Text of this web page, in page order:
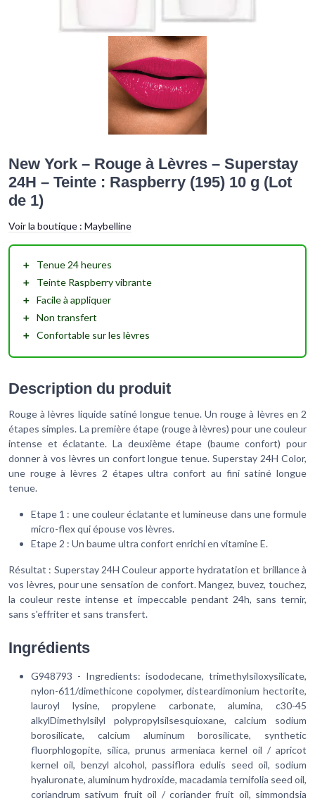
New York – Rouge à Lèvres – Superstay
24H – Teinte : Raspberry (195) 10 g (Lot
de 1)
Voir la boutique : Maybelline
＋ Tenue 24 heures
＋
Teinte Raspberryvibrante
＋ Facile à appliquer
＋ Non transfert
＋ Confortable sur les lèvres
Description du produit
Rouge à lèvres liquide satiné longue tenue. Un rouge à lèvres en 2
étapes simples. La première étape (rouge à lèvres) pour une couleur
intense et éclatante. La deuxième étape (baume confort) pour
donner à vos lèvres un confort longue tenue. Superstay 24H Color,
une rouge à lèvres 2 étapes ultra confort au fini satiné longue
tenue.
Etape 1 : une couleur éclatante et lumineuse dans une formule
micro-flex qui épouse vos lèvres.
Etape 2 : Un baume ultra confort enrichi en vitamine E.
Résultat : Superstay 24H Couleur apporte hydratation et brillance à
vos lèvres, pour une sensation de confort. Mangez, buvez, touchez,
la couleur reste intense et impeccable pendant 24h, sans ternir,
sans s'effriter et sans transfert.
Ingrédients
G948793 - Ingredients: isododecane, trimethylsiloxysilicate,
nylon-611/dimethicone copolymer, disteardimonium hectorite,
lauroyl lysine, propylene carbonate, alumina, c30-45
alkylDimethylsilyl polypropylsilsesquioxane, calcium sodium
borosilicate, calcium aluminum borosilicate, synthetic
fluorphlogopite, silica, prunus armeniaca kernel oil / apricot
kernel oil, benzyl alcohol, passiflora edulis seed oil, sodium
hyaluronate, aluminum hydroxide, macadamia ternifolia seed oil,
coriandrum sativum fruit oil / coriander fruit oil, simmondsia